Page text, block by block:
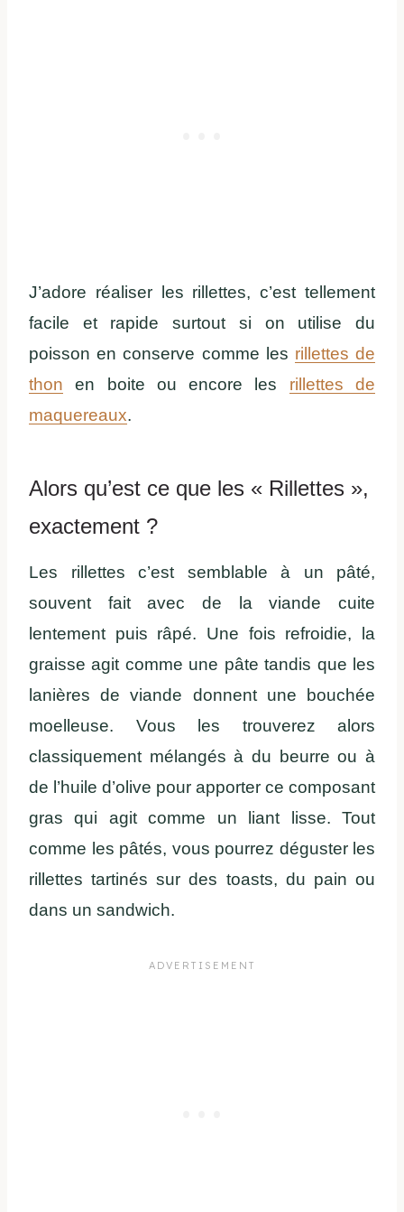
J’adore réaliser les rillettes, c’est tellement
facile et rapide surtout si on utilise du
poisson en conserve comme les rillettes de
thon en boite ou encore les rillettes de
maquereaux.
Alors qu’est ce que les « Rillettes »,
exactement ?
Les rillettes c’est semblable à un pâté,
souvent fait avec de la viande cuite
lentement puis râpé. Une fois refroidie, la
graisse agit comme une pâte tandis que les
lanières de viande donnent une bouchée
moelleuse. Vous les trouverez alors
classiquement mélangés à du beurre ou à
de l’huile d’olive pour apporter ce composant
gras qui agit comme un liant lisse. Tout
comme les pâtés, vous pourrez déguster les
rillettes tartinés sur des toasts, du pain ou
dans un sandwich.